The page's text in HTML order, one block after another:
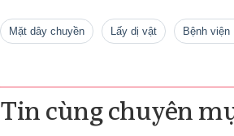
mặt dây chuyền lấy dị vật Bệnh
Tin cùng chuyên